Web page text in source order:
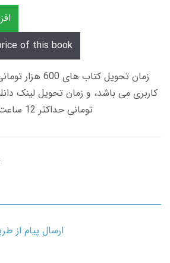
of this book
زمان تحویل کتاب
تومانی حداکثر 12 ساعت از طریق پیامک/ایمیل
ارسال پیام از طریق ایتا: